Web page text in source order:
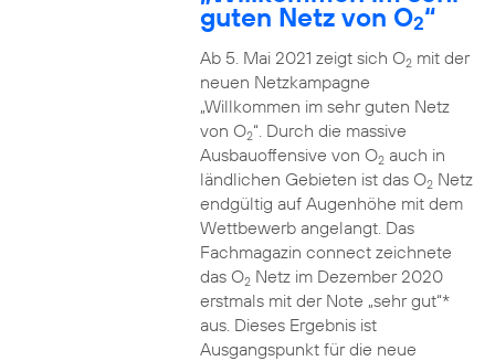
guten Netz von O2“
Ab 5. Mai 2021 zeigt sich O2mit der
neuen Netzkampagne
„Willkommen im sehr guten Netz
von O2“. Durch die massive
Ausbauoffensive von O2auch in
ländlichen Gebieten ist das O2Netz
endgültig auf Augenhöhe mit dem
Wettbewerb angelangt. Das
Fachmagazin connect zeichnete
das O2Netz im Dezember 2020
erstmals mit der Note „sehr gut“*
aus. Dieses Ergebnis ist
Ausgangspunkt für die neue